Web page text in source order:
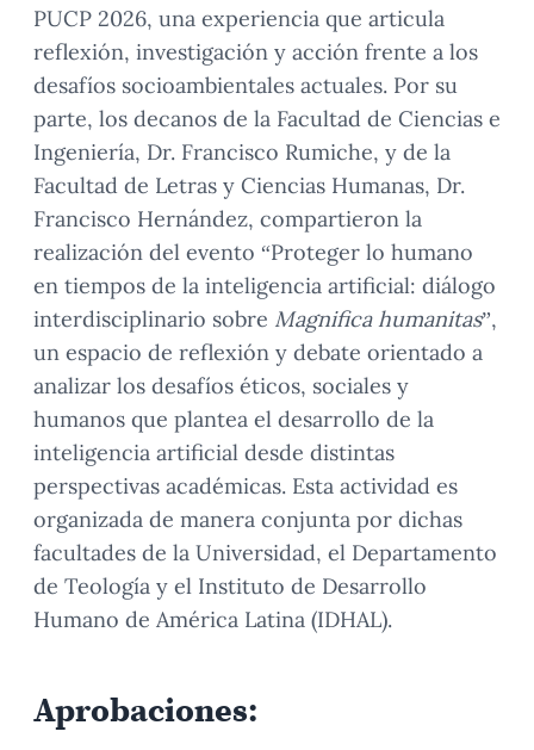
PUCP 2026, una experiencia que articula
reflexión, investigación y acción frente a los
desafíos socioambientales actuales. Por su
parte, los decanos de la Facultad de Ciencias e
Ingeniería, Dr. Francisco Rumiche, y de la
Facultad de Letras y Ciencias Humanas, Dr.
Francisco Hernández, compartieron la
realización del evento “Proteger lo humano
en tiempos de la inteligencia artificial: diálogo
interdisciplinario sobre Magnifica humanitas”,
un espacio de reflexión y debate orientado a
analizar los desafíos éticos, sociales y
humanos que plantea el desarrollo de la
inteligencia artificial desde distintas
perspectivas académicas. Esta actividad es
organizada de manera conjunta por dichas
facultades de la Universidad, el Departamento
de Teología y el Instituto de Desarrollo
Humano de América Latina (IDHAL).
Aprobaciones: